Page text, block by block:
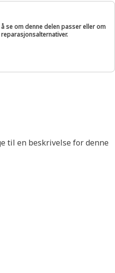
se om denne delen passer eller om
til en beskrivelse for denne